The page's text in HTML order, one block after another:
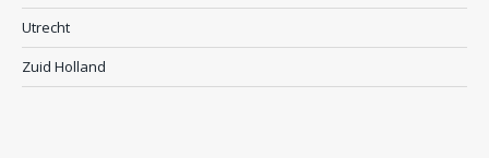
Utrecht
Zuid Holland